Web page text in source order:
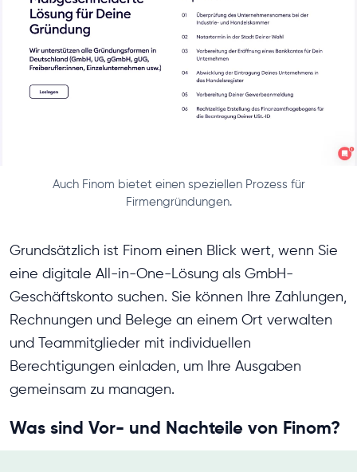
Auch Finom bietet einen speziellen Prozess für
Firmengründungen.
Grundsätzlich ist Finom einen Blick wert, wenn Sie
eine digitale All-in-One-Lösung als GmbH-
Geschäftskonto suchen. Sie können Ihre Zahlungen,
Rechnungen und Belege an einem Ort verwalten
und Teammitglieder mit individuellen
Berechtigungen einladen, um Ihre Ausgaben
gemeinsam zu managen.
Was sind Vor- und Nachteile von Finom?